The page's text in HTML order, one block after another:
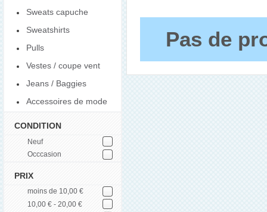
Sweats capuche
Sweatshirts
Pulls
Vestes / coupe vent
Jeans / Baggies
Accessoires de mode
CONDITION
Neuf
Occcasion
PRIX
moins de 10,00 €
10,00 € - 20,00 €
Pas de